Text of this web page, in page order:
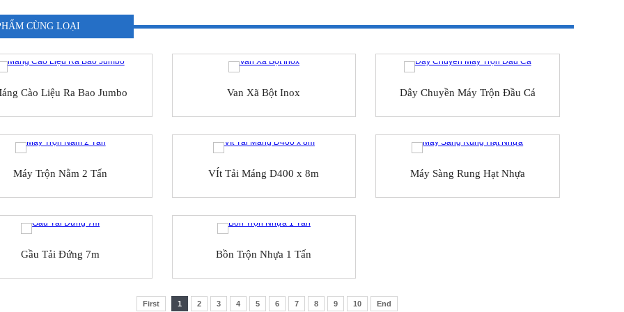
CÙNG LOẠI
Cào Liệu Ra Bao Jumbo Van Xã Bột Inox Dây Chuyền Máy Trộn Đầu Cá
Máy Trộn Nằm 2 Tấn VÍt Tải Máng D400 x 8m Máy Sàng Rung Hạt Nhựa
Gầu Tải Đứng 7m Bồn Trộn Nhựa 1 Tấn
First 1 2 3 4 5 6 7 8 9 10 End